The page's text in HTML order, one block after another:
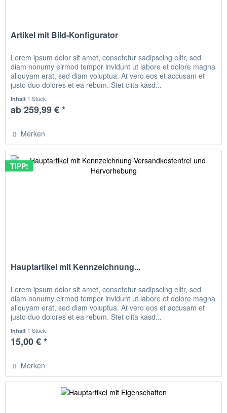
Artikel mit Bild-Konfigurator
Lorem ipsum dolor sit amet, consetetur sadipscing elitr, sed
diam nonumy eirmod tempor invidunt ut labore et dolore magna
aliquyam erat, sed diam voluptua. At vero eos et accusam et
justo duo dolores et ea rebum. Stet clita kasd...
Inhalt 1 Stück
ab 259,99 € *
Merken
TIPP!
Hauptartikel mit Kennzeichnung...
Lorem ipsum dolor sit amet, consetetur sadipscing elitr, sed
diam nonumy eirmod tempor invidunt ut labore et dolore magna
aliquyam erat, sed diam voluptua. At vero eos et accusam et
justo duo dolores et ea rebum. Stet clita kasd...
Inhalt 1 Stück
15,00 € *
Merken